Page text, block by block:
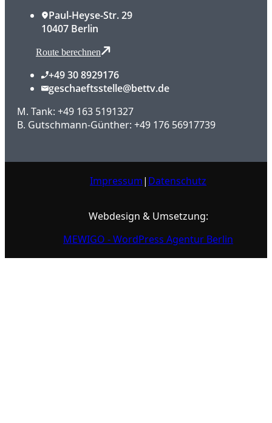
Paul-Heyse-Str. 29
10407 Berlin
Route berechnen
+49 30 8929176
geschaeftsstelle@bettv.de
M. Tank: +49 163 5191327
B. Gutschmann-Günther: +49 176 56917739
Impressum| Datenschutz
Webdesign & Umsetzung:
MEWIGO - WordPress Agentur Berlin